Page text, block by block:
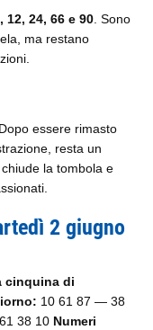
12, 24, 66 e 90 . Sono
ma restano
Dopo essere rimasto
resta un
la tombola e
2 giugno
cinquina di
10 61 87 — 38
38 10 Numeri